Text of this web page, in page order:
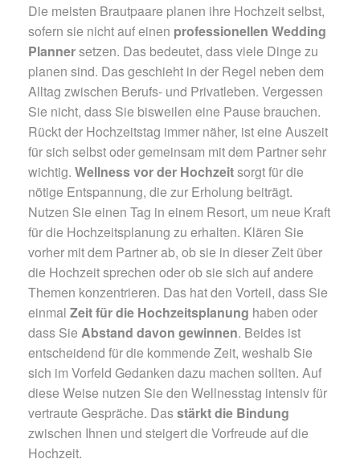
Die meisten Brautpaare planen ihre Hochzeit selbst,
sofern sie nicht auf einen professionellen Wedding
Plannersetzen. Das bedeutet, dass viele Dinge zu
planen sind. Das geschieht in der Regel neben dem
Alltag zwischen Berufs- und Privatleben. Vergessen
Sie nicht, dass Sie bisweilen eine Pause brauchen.
Rückt der Hochzeitstag immer näher, ist eine Auszeit
für sich selbst oder gemeinsam mit dem Partner sehr
wichtig. Wellness vor der Hochzeitsorgt für die
nötige Entspannung, die zur Erholung beiträgt.
Nutzen Sie einen Tag in einem Resort, um neue Kraft
für die Hochzeitsplanung zu erhalten. Klären Sie
vorher mit dem Partner ab, ob sie in dieser Zeit über
die Hochzeit sprechen oder ob sie sich auf andere
Themen konzentrieren. Das hat den Vorteil, dass Sie
einmal Zeit für die Hochzeitsplanung haben oder
dass Sie Abstand davon gewinnen. Beides ist
entscheidend für die kommende Zeit, weshalb Sie
sich im Vorfeld Gedanken dazu machen sollten. Auf
diese Weise nutzen Sie den Wellnesstag intensiv für
vertraute Gespräche. Dasstärkt die Bindung
zwischen Ihnen und steigert die Vorfreude auf die
Hochzeit.